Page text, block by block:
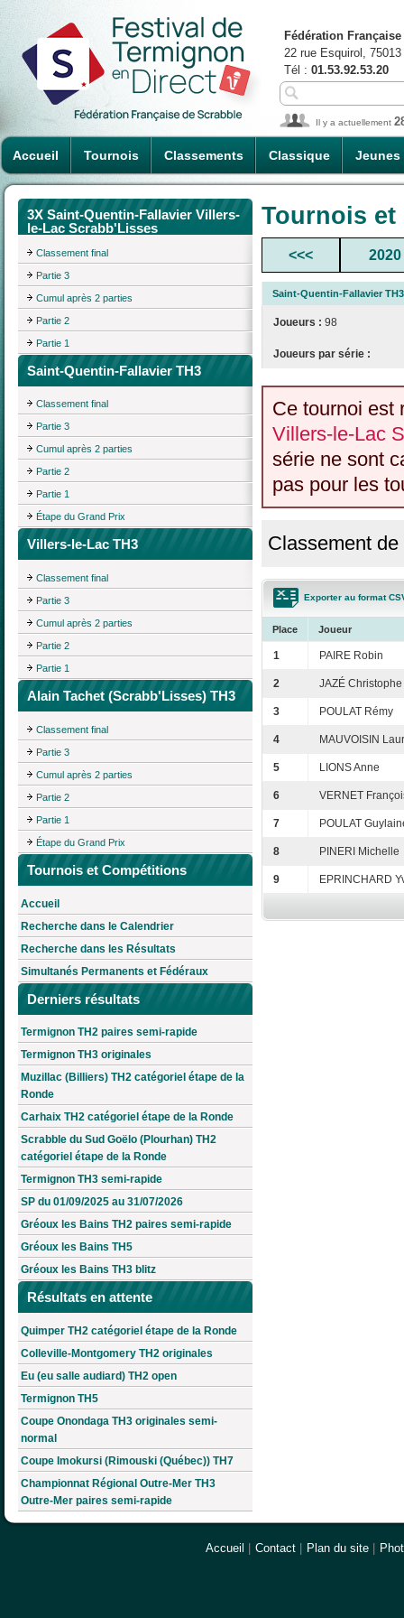
Accueil Tournois Classements Classique Jeunes
Fédération
22 rue Esquirol,
Tél : 01.53.92.53.20
Il y a actuellement
3X Saint-Quentin-Fallavier Villers-
le-Lac Scrabb'Lisses
Classement final
Partie 3
Cumul après 2 parties
Partie 2
Partie 1
Saint-Quentin-Fallavier TH3
Classement final
Partie 3
Cumul après 2 parties
Partie 2
Partie 1
Étape du Grand Prix
Villers-le-Lac TH3
Classement final
Partie 3
Cumul après 2 parties
Partie 2
Partie 1
Alain Tachet (Scrabb'Lisses) TH3
Classement final
Partie 3
Cumul après 2 parties
Partie 2
Partie 1
Étape du Grand Prix
Tournois et Compétitions
Accueil
Recherche dans le Calendrier
Recherche dans les Résultats
Simultanés Permanents et Fédéraux
Derniers résultats
Termignon TH2 paires semi-rapide
Termignon TH3 originales
Muzillac (Billiers) TH2 catégoriel étape de la
Ronde
Carhaix TH2 catégoriel étape de la Ronde
Scrabble du Sud Goëlo (Plourhan) TH2
catégoriel étape de la Ronde
Termignon TH3 semi-rapide
SP du 01/09/2025 au 31/07/2026
Gréoux les Bains TH2 paires semi-rapide
Gréoux les Bains TH5
Gréoux les Bains TH3 blitz
Résultats en attente
Quimper TH2 catégoriel étape de la Ronde
Colleville-Montgomery TH2 originales
Eu (eu salle audiard) TH2 open
Termignon TH5
Coupe Onondaga TH3 originales semi-
normal
Coupe Imokursi (Rimouski (Québec)) TH7
Championnat Régional Outre-Mer TH3
Outre-Mer paires semi-rapide
Tournois
<<< 2020
Saint-Quentin-Fallavier TH3
Joueurs : 98
Joueurs par série :
Ce tournoi est
Villers-le-Lac
série ne sont
pas pour les
Classement
Exporter au format
Place Joueur
1 PAIRE Robin
2 JAZÉ Christophe
3 POULAT Rémy
4 MAUVOISIN
5 LIONS Anne
6 VERNET
7 POULAT
8 PINERI Michelle
9 EPRINCHARD
Accueil Contact Plan du site